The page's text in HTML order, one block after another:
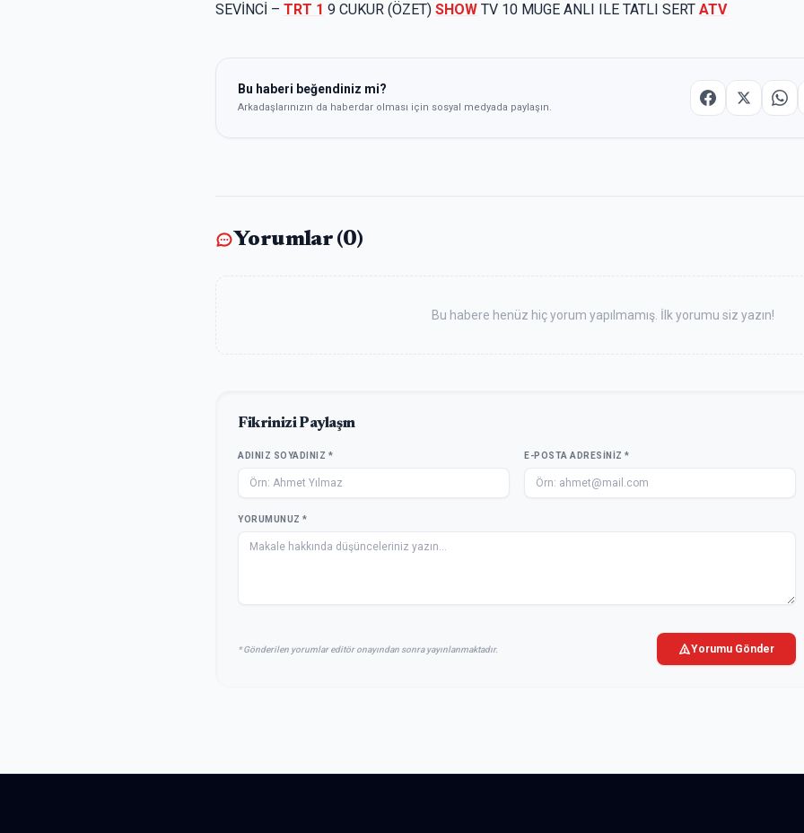
SEVİNCİ – TRT 1 9 CUKUR (ÖZET) SHOW TV 10 MUGE ANLI ILE TATLI SERT ATV
Bu haberi beğendiniz mi?
Arkadaşlarınızın da haberdar olması için sosyal medyada paylaşın.
Yorumlar (0)
Bu habere henüz hiç yorum yapılmamış. İlk yorumu siz yazın!
Fikrinizi Paylaşın
ADINIZ SOYADINIZ * E-POSTA ADRESINIZ *
YORUMUNUZ *
* Gönderilen yorumlar editör onayından sonra yayınlanmaktadır. Yorumu Gönder